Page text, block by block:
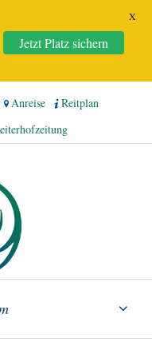
Anreise
Reitplan
Jetzt Platz sichern
X